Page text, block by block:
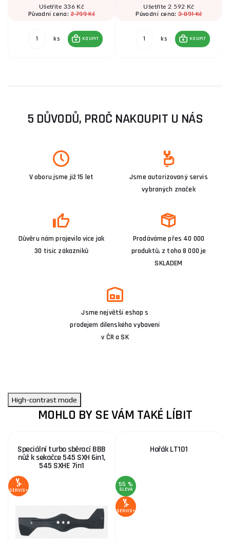
Ušetříte 336 Kč
Původní cena:2 799 Kč
ks KOUPIT
Ušetříte 2 592 Kč
Původní cena:3 891 Kč
ks KOUPIT
5 DŮVODŮ, PROČ NAKOUPIT U NÁS
V oboru jsme již 15 let
Jsme autorizovaný servis
vybraných značek
Důvěru nám projevilo více jak
30 tisíc zákazníků
Prodáváme přes 40 000
produktů, z toho 8 000 je
SKLADEM
Jsme největší eshop s
prodejem dílenského vybavení
v ČR a SK
High-contrast mode
MOHLO BY SE VÁM TAKÉ LÍBIT
Speciální turbo sběrací BBB
nůž k sekačce 545 SXH 6in1,
545 SXHE 7in1
SERVIS+
Hořák LT101
55 %
SLEVA
SERVIS+